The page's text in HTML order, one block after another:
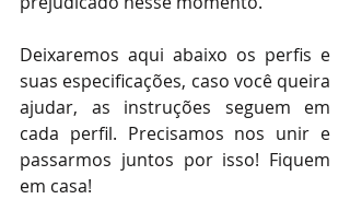
Deixaremos aqui abaixo os perfis e
suas especificações, caso você queira
ajudar, as instruções seguem em
cada perfil. Precisamos nos unir e
passarmos juntos por isso! Fiquem
em casa!